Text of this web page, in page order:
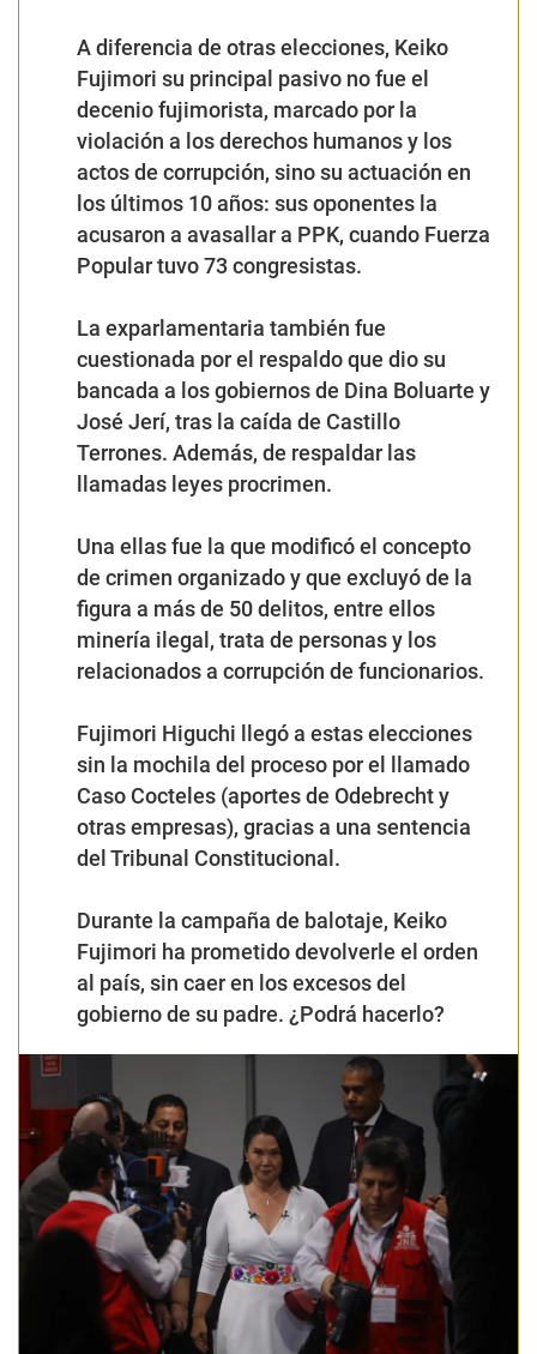
A diferencia de otras elecciones, Keiko
Fujimori su principal pasivo no fue el
decenio fujimorista, marcado por la
violación a los derechos humanos y los
actos de corrupción, sino su actuación en
los últimos 10 años: sus oponentes la
acusaron a avasallar a PPK, cuando Fuerza
Popular tuvo 73 congresistas.
La exparlamentaria también fue
cuestionada por el respaldo que dio su
bancada a los gobiernos de Dina Boluarte y
José Jerí, tras la caída de Castillo
Terrones. Además, de respaldar las
llamadas leyes procrimen.
Una ellas fue la que modificó el concepto
de crimen organizado y que excluyó de la
figura a más de 50 delitos, entre ellos
minería ilegal, trata de personas y los
relacionados a corrupción de funcionarios.
Fujimori Higuchi llegó a estas elecciones
sin la mochila del proceso por el llamado
Caso Cocteles (aportes de Odebrecht y
otras empresas), gracias a una sentencia
del Tribunal Constitucional.
Durante la campaña de balotaje, Keiko
Fujimori ha prometido devolverle el orden
al país, sin caer en los excesos del
gobierno de su padre. ¿Podrá hacerlo?